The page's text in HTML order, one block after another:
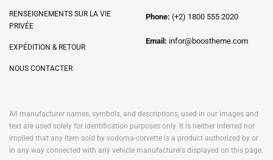
RENSEIGNEMENTS SUR LA VIE
PRIVÉE
EXPÉDITION & RETOUR
NOUS CONTACTER
Phone: (+2) 1800 555 2020
Email: infor@boostheme.com
All manufacturer names, symbols, and descriptions, used in our images and
text are used solely for identification purposes only. It is neither inferred nor
implied that any item sold by vodoma-corvette is a product authorized by or
in any way connected with any vehicle manufacturers displayed on this page.